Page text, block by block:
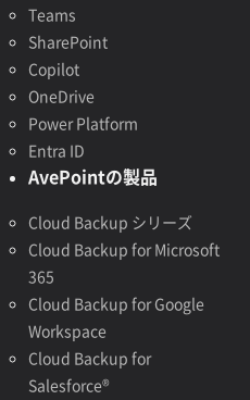
Teams
SharePoint
Copilot
OneDrive
Power Platform
Entra ID
AvePointの製品
Cloud Backup シリーズ
Cloud Backup for Microsoft
365
Cloud Backup for Google
Workspace
Cloud Backup for
Salesforce®